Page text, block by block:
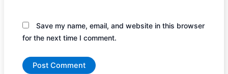
Save my name, email, and website in this browser
for the next time I comment.